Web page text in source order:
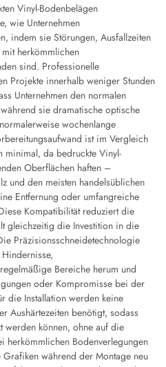
Vinyl-Bodenbelägen
wie Unternehmen
indem sie Störungen, Ausfallzeiten
herkömmlichen
sind. Professionelle
Projekte innerhalb weniger Stunden
Unternehmen den normalen
sie dramatische optische
wochenlange
ist im Vergleich
minimal, da bedruckte Vinyl-
Oberflächen haften –
und den meisten handelsüblichen
Entfernung oder umfangreiche
Kompatibilität reduziert die
gleichzeitig die Investition in die
Präzisionsschneidetechnologie
Bereiche herum und
oder Kompromisse bei der
die Installation werden keine
Aushärtezeiten benötigt, sodass
werden können, ohne auf die
herkömmlichen Bodenverlegungen
während der Montage neu